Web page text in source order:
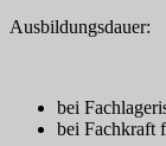
Ausbildungsdauer:
bei
bei Fachkraft